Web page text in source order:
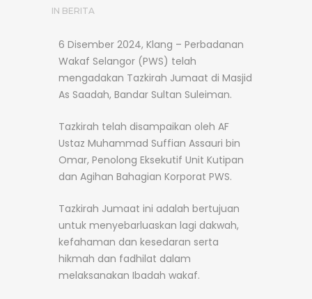
IN BERITA
6 Disember 2024, Klang – Perbadanan
Wakaf Selangor (PWS) telah
mengadakan Tazkirah Jumaat di Masjid
As Saadah, Bandar Sultan Suleiman.
Tazkirah telah disampaikan oleh AF
Ustaz Muhammad Suffian Assauri bin
Omar, Penolong Eksekutif Unit Kutipan
dan Agihan Bahagian Korporat PWS.
Tazkirah Jumaat ini adalah bertujuan
untuk menyebarluaskan lagi dakwah,
kefahaman dan kesedaran serta
hikmah dan fadhilat dalam
melaksanakan Ibadah wakaf.